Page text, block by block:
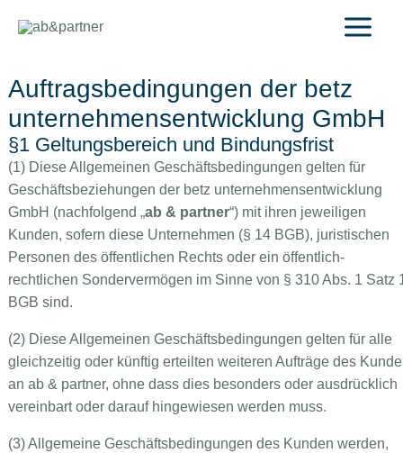
Inhalt
Auftragsbedingungen der betz
unternehmensentwicklung GmbH
§1 Geltungsbereich und Bindungsfrist
(1) Diese Allgemeinen Geschäftsbedingungen gelten für
Geschäftsbeziehungen der betz unternehmensentwicklung
GmbH (nachfolgend „ab & partner“) mit ihren jeweiligen
Kunden, sofern diese Unternehmen (§ 14 BGB), juristischen
Personen des öffentlichen Rechts oder ein öffentlich-
rechtlichen Sondervermögen im Sinne von § 310 Abs. 1 Satz
BGB sind.
(2) Diese Allgemeinen Geschäftsbedingungen gelten für alle
gleichzeitig oder künftig erteilten weiteren Aufträge des
an ab & partner, ohne dass dies besonders oder ausdrücklich
vereinbart oder darauf hingewiesen werden muss.
(3) Allgemeine Geschäftsbedingungen des Kunden werden,